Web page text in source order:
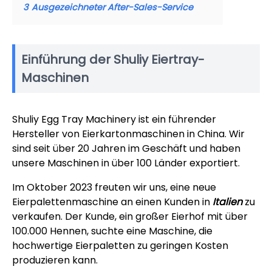
3 Ausgezeichneter After-Sales-Service
Einführung der Shuliy Eiertray-
Maschinen
Shuliy Egg Tray Machinery ist ein führender
Hersteller von Eierkartonmaschinen in China. Wir
sind seit über 20 Jahren im Geschäft und haben
unsere Maschinen in über 100 Länder exportiert.
Im Oktober 2023 freuten wir uns, eine neue
Eierpalettenmaschine an einen Kunden in Italienzu
verkaufen. Der Kunde, ein großer Eierhof mit über
100.000 Hennen, suchte eine Maschine, die
hochwertige Eierpaletten zu geringen Kosten
produzieren kann.